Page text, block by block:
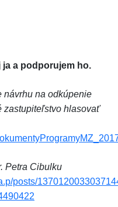
a podporujem ho.
návrhu na odkúpenie
zastupiteľstvo hlasovať
Petra Cibulku
posts/